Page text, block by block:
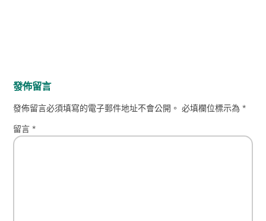
發佈留言
發佈留言必須填寫的電子郵件地址不會公開。 必填欄位標示為*
留言*